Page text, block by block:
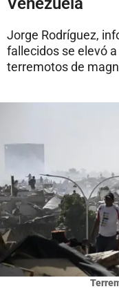
Jorge Rodríguez,
fallecidos se elevó
terremotos de